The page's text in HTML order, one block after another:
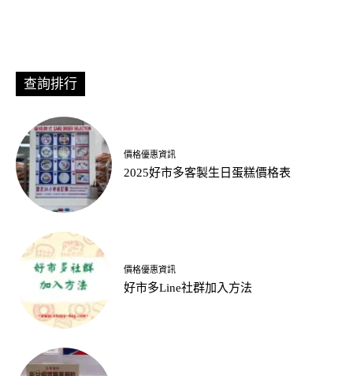
查詢排行
價格優惠資訊
2025好市多客製生日蛋糕價格表
價格優惠資訊
好市多Line社群加入方法